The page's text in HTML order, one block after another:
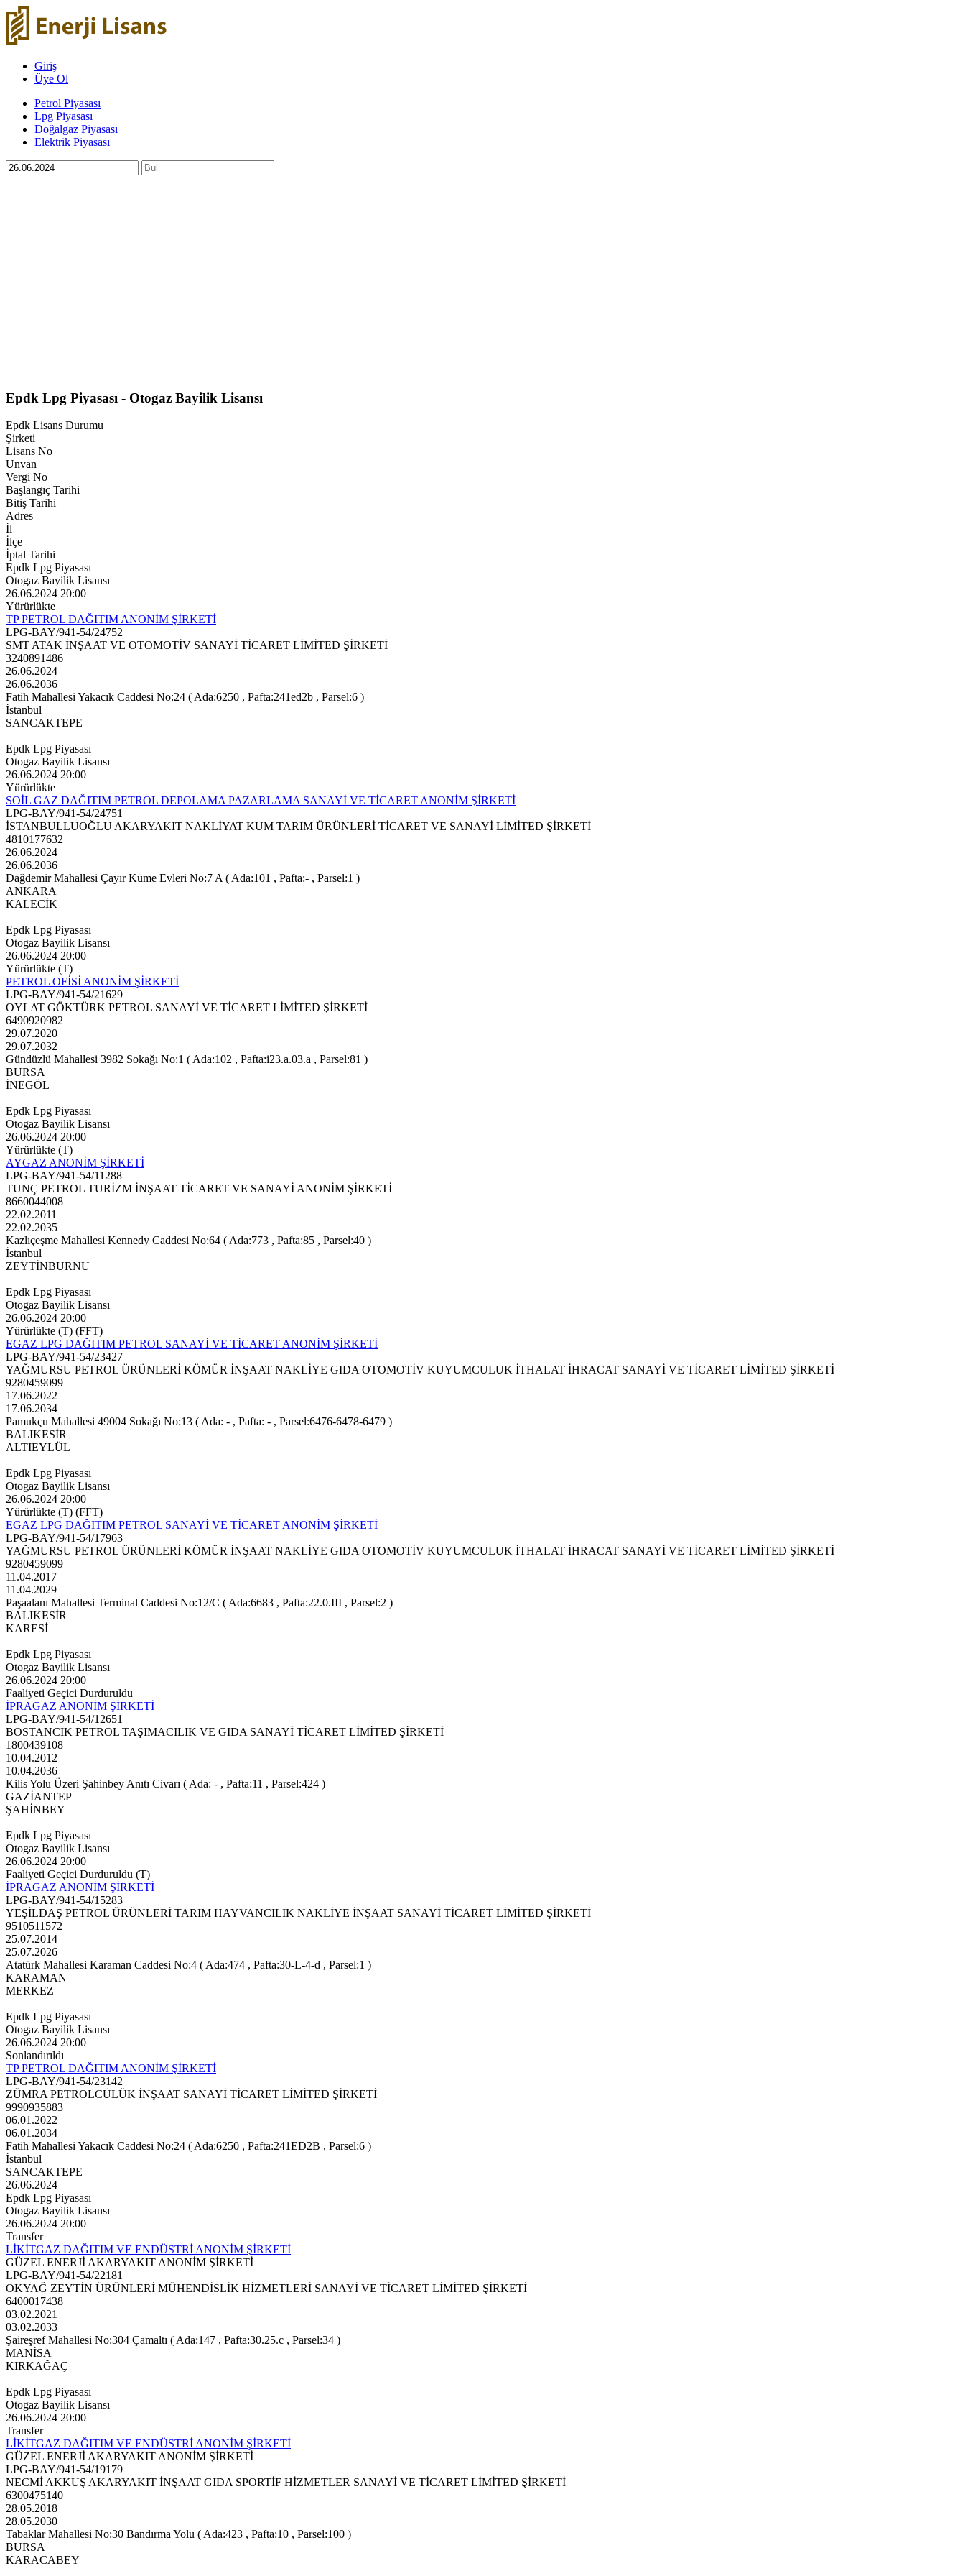
Giriş
Üye Ol
Petrol Piyasası
Lpg Piyasası
Doğalgaz Piyasası
Elektrik Piyasası
Epdk Lpg Piyasası - Otogaz Bayilik Lisansı
Epdk Lisans Durumu
Şirketi
Lisans No
Unvan
Vergi No
Başlangıç Tarihi
Bitiş Tarihi
Adres
İl
İlçe
İptal Tarihi
Epdk Lpg Piyasası
Otogaz Bayilik Lisansı
26.06.2024 20:00
Yürürlükte
TP PETROL DAĞITIM ANONİM ŞİRKETİ
LPG-BAY/941-54/24752
SMT ATAK İNŞAAT VE OTOMOTİV SANAYİ TİCARET LİMİTED ŞİRKETİ
3240891486
26.06.2024
26.06.2036
Fatih Mahallesi Yakacık Caddesi No:24 ( Ada:6250 , Pafta:241ed2b , Parsel:6 )
İstanbul
SANCAKTEPE
Epdk Lpg Piyasası
Otogaz Bayilik Lisansı
26.06.2024 20:00
Yürürlükte
SOİL GAZ DAĞITIM PETROL DEPOLAMA PAZARLAMA SANAYİ VE TİCARET ANONİM ŞİRKETİ
LPG-BAY/941-54/24751
İSTANBULLUOĞLU AKARYAKIT NAKLİYAT KUM TARIM ÜRÜNLERİ TİCARET VE SANAYİ LİMİTED ŞİRKETİ
4810177632
26.06.2024
26.06.2036
Dağdemir Mahallesi Çayır Küme Evleri No:7 A ( Ada:101 , Pafta:- , Parsel:1 )
ANKARA
KALECİK
Epdk Lpg Piyasası
Otogaz Bayilik Lisansı
26.06.2024 20:00
Yürürlükte (T)
PETROL OFİSİ ANONİM ŞİRKETİ
LPG-BAY/941-54/21629
OYLAT GÖKTÜRK PETROL SANAYİ VE TİCARET LİMİTED ŞİRKETİ
6490920982
29.07.2020
29.07.2032
Gündüzlü Mahallesi 3982 Sokağı No:1 ( Ada:102 , Pafta:i23.a.03.a , Parsel:81 )
BURSA
İNEGÖL
Epdk Lpg Piyasası
Otogaz Bayilik Lisansı
26.06.2024 20:00
Yürürlükte (T)
AYGAZ ANONİM ŞİRKETİ
LPG-BAY/941-54/11288
TUNÇ PETROL TURİZM İNŞAAT TİCARET VE SANAYİ ANONİM ŞİRKETİ
8660044008
22.02.2011
22.02.2035
Kazlıçeşme Mahallesi Kennedy Caddesi No:64 ( Ada:773 , Pafta:85 , Parsel:40 )
İstanbul
ZEYTİNBURNU
Epdk Lpg Piyasası
Otogaz Bayilik Lisansı
26.06.2024 20:00
Yürürlükte (T) (FFT)
EGAZ LPG DAĞITIM PETROL SANAYİ VE TİCARET ANONİM ŞİRKETİ
LPG-BAY/941-54/23427
YAĞMURSU PETROL ÜRÜNLERİ KÖMÜR İNŞAAT NAKLİYE GIDA OTOMOTİV KUYUMCULUK İTHALAT İHRACAT SANAYİ VE TİCARET LİMİTED ŞİRKETİ
9280459099
17.06.2022
17.06.2034
Pamukçu Mahallesi 49004 Sokağı No:13 ( Ada: - , Pafta: - , Parsel:6476-6478-6479 )
BALIKESİR
ALTIEYLÜL
Epdk Lpg Piyasası
Otogaz Bayilik Lisansı
26.06.2024 20:00
Yürürlükte (T) (FFT)
EGAZ LPG DAĞITIM PETROL SANAYİ VE TİCARET ANONİM ŞİRKETİ
LPG-BAY/941-54/17963
YAĞMURSU PETROL ÜRÜNLERİ KÖMÜR İNŞAAT NAKLİYE GIDA OTOMOTİV KUYUMCULUK İTHALAT İHRACAT SANAYİ VE TİCARET LİMİTED ŞİRKETİ
9280459099
11.04.2017
11.04.2029
Paşaalanı Mahallesi Terminal Caddesi No:12/C ( Ada:6683 , Pafta:22.0.III , Parsel:2 )
BALIKESİR
KARESİ
Epdk Lpg Piyasası
Otogaz Bayilik Lisansı
26.06.2024 20:00
Faaliyeti Geçici Durduruldu
İPRAGAZ ANONİM ŞİRKETİ
LPG-BAY/941-54/12651
BOSTANCIK PETROL TAŞIMACILIK VE GIDA SANAYİ TİCARET LİMİTED ŞİRKETİ
1800439108
10.04.2012
10.04.2036
Kilis Yolu Üzeri Şahinbey Anıtı Civarı ( Ada: - , Pafta:11 , Parsel:424 )
GAZİANTEP
ŞAHİNBEY
Epdk Lpg Piyasası
Otogaz Bayilik Lisansı
26.06.2024 20:00
Faaliyeti Geçici Durduruldu (T)
İPRAGAZ ANONİM ŞİRKETİ
LPG-BAY/941-54/15283
YEŞİLDAŞ PETROL ÜRÜNLERİ TARIM HAYVANCILIK NAKLİYE İNŞAAT SANAYİ TİCARET LİMİTED ŞİRKETİ
9510511572
25.07.2014
25.07.2026
Atatürk Mahallesi Karaman Caddesi No:4 ( Ada:474 , Pafta:30-L-4-d , Parsel:1 )
KARAMAN
MERKEZ
Epdk Lpg Piyasası
Otogaz Bayilik Lisansı
26.06.2024 20:00
Sonlandırıldı
TP PETROL DAĞITIM ANONİM ŞİRKETİ
LPG-BAY/941-54/23142
ZÜMRA PETROLCÜLÜK İNŞAAT SANAYİ TİCARET LİMİTED ŞİRKETİ
9990935883
06.01.2022
06.01.2034
Fatih Mahallesi Yakacık Caddesi No:24 ( Ada:6250 , Pafta:241ED2B , Parsel:6 )
İstanbul
SANCAKTEPE
26.06.2024
Epdk Lpg Piyasası
Otogaz Bayilik Lisansı
26.06.2024 20:00
Transfer
LİKİTGAZ DAĞITIM VE ENDÜSTRİ ANONİM ŞİRKETİ
GÜZEL ENERJİ AKARYAKIT ANONİM ŞİRKETİ
LPG-BAY/941-54/22181
OKYAĞ ZEYTİN ÜRÜNLERİ MÜHENDİSLİK HİZMETLERİ SANAYİ VE TİCARET LİMİTED ŞİRKETİ
6400017438
03.02.2021
03.02.2033
Şaireşref Mahallesi No:304 Çamaltı ( Ada:147 , Pafta:30.25.c , Parsel:34 )
MANİSA
KIRKAĞAÇ
Epdk Lpg Piyasası
Otogaz Bayilik Lisansı
26.06.2024 20:00
Transfer
LİKİTGAZ DAĞITIM VE ENDÜSTRİ ANONİM ŞİRKETİ
GÜZEL ENERJİ AKARYAKIT ANONİM ŞİRKETİ
LPG-BAY/941-54/19179
NECMİ AKKUŞ AKARYAKIT İNŞAAT GIDA SPORTİF HİZMETLER SANAYİ VE TİCARET LİMİTED ŞİRKETİ
6300475140
28.05.2018
28.05.2030
Tabaklar Mahallesi No:30 Bandırma Yolu ( Ada:423 , Pafta:10 , Parsel:100 )
BURSA
KARACABEY